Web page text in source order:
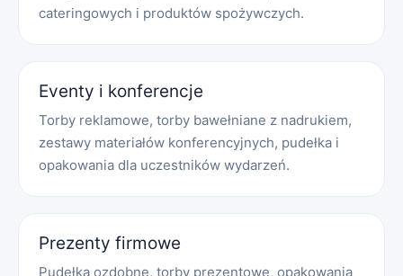
cateringowych i produktów spożywczych.
Eventy i konferencje
Torby reklamowe, torby bawełniane z nadrukiem,
zestawy materiałów konferencyjnych, pudełka i
opakowania dla uczestników wydarzeń.
Prezenty firmowe
Pudełka ozdobne, torby prezentowe, opakowania